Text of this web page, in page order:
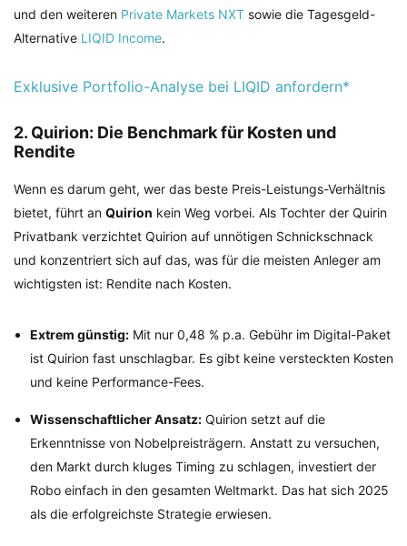
und den weiteren Private Markets NXT sowie die Tagesgeld-
Alternative LIQID Income.
Exklusive Portfolio-Analyse bei LIQID anfordern*
2. Quirion: Die Benchmark für Kosten und
Rendite
Wenn es darum geht, wer das beste Preis-Leistungs-Verhältnis
bietet, führt an Quirion kein Weg vorbei. Als Tochter der Quirin
Privatbank verzichtet Quirion auf unnötigen Schnickschnack
und konzentriert sich auf das, was für die meisten Anleger am
wichtigsten ist: Rendite nach Kosten.
Extrem günstig: Mit nur 0,48 % p.a. Gebühr im Digital-Paket
ist Quirion fast unschlagbar. Es gibt keine versteckten Kosten
und keine Performance-Fees.
Wissenschaftlicher Ansatz: Quirion setzt auf die
Erkenntnisse von Nobelpreisträgern. Anstatt zu versuchen,
den Markt durch kluges Timing zu schlagen, investiert der
Robo einfach in den gesamten Weltmarkt. Das hat sich 2025
als die erfolgreichste Strategie erwiesen.